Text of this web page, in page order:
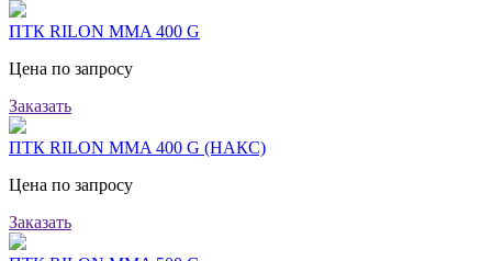
ПТК RILON MMA 400 G
Цена по запросу
Заказать
ПТК RILON MMA 400 G (НАКС)
Цена по запросу
Заказать